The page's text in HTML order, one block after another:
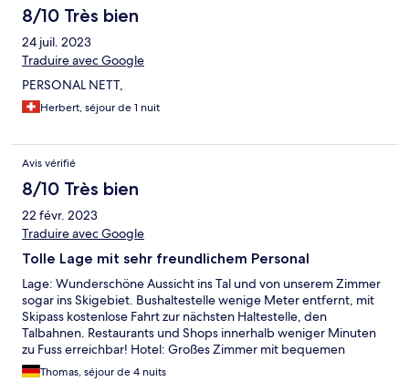
8/10 Très bien
24 juil. 2023
Traduire avec Google
PERSONAL NETT,
Herbert, séjour de 1 nuit
Avis vérifié
8/10 Très bien
22 févr. 2023
Traduire avec Google
Tolle Lage mit sehr freundlichem Personal
Lage: Wunderschöne Aussicht ins Tal und von unserem Zimmer
sogar ins Skigebiet. Bushaltestelle wenige Meter entfernt, mit
Skipass kostenlose Fahrt zur nächsten Haltestelle, den
Talbahnen. Restaurants und Shops innerhalb weniger Minuten
zu Fuss erreichbar! Hotel: Großes Zimmer mit bequemen
Betten. Badezimmer mit neuer Dusche, sonst eher etwas älter.
Frühstücksbuffet vielseitig und gut. Personal extrem freundlich,
Thomas, séjour de 4 nuits